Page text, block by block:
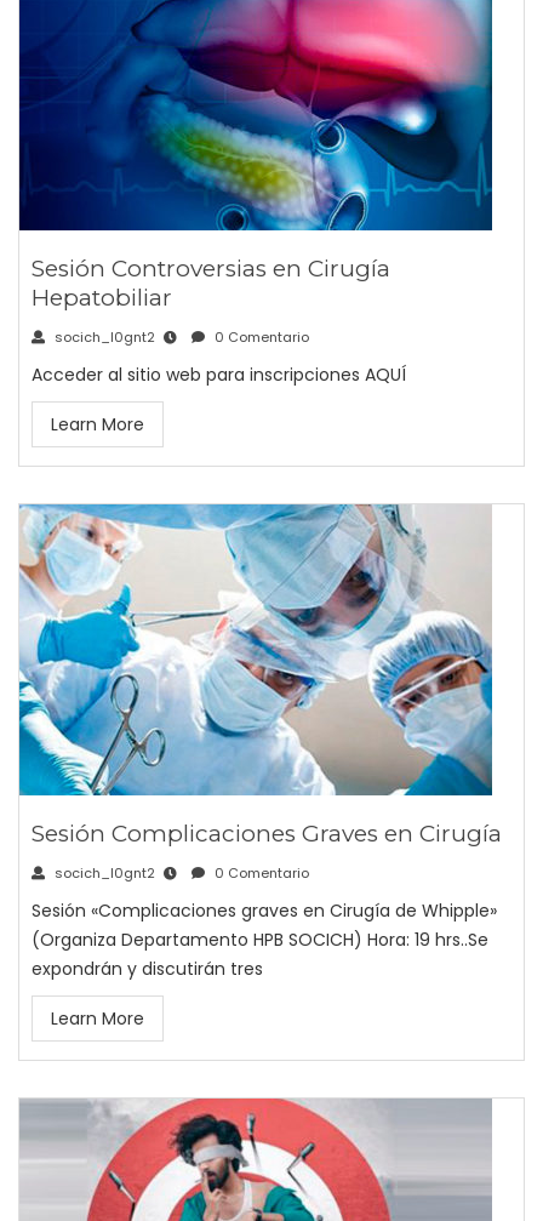
Sesión Controversias en Cirugía
Hepatobiliar
socich_l0gnt2 0 Comentario
Acceder al sitio web para inscripciones AQUÍ
Learn More
Sesión Complicaciones Graves en Cirugía
socich_l0gnt2 0 Comentario
Sesión «Complicaciones graves en Cirugía de Whipple»
(Organiza Departamento HPB SOCICH) Hora: 19 hrs..Se
expondrán y discutirán tres
Learn More